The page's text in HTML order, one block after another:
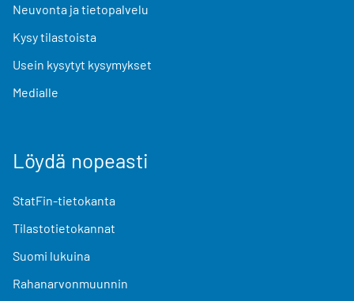
Neuvonta ja tietopalvelu
Kysy tilastoista
Usein kysytyt kysymykset
Medialle
Löydä nopeasti
StatFin-tietokanta
Tilastotietokannat
Suomi lukuina
Rahanarvonmuunnin